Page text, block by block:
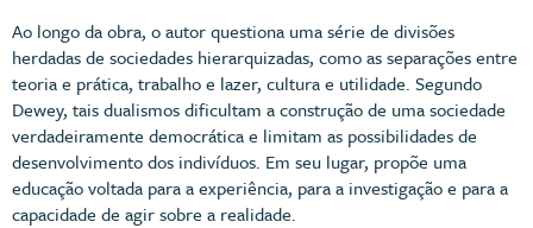
Ao longo da obra, o autor questiona uma série de divisões
herdadas de sociedades hierarquizadas, como as separações entre
teoria e prática, trabalho e lazer, cultura e utilidade. Segundo
Dewey, tais dualismos dificultam a construção de uma sociedade
verdadeiramente democrática e limitam as possibilidades de
desenvolvimento dos indivíduos. Em seu lugar, propõe uma
educação voltada para a experiência, para a investigação e para a
capacidade de agir sobre a realidade.